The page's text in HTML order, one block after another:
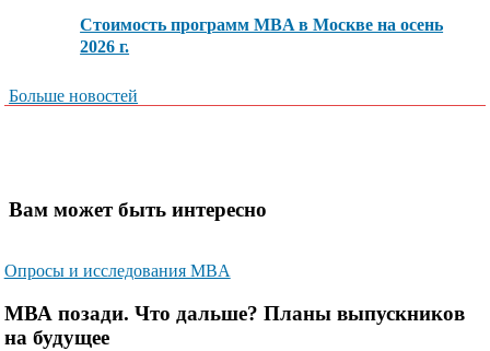
Стоимость программ MBA в Москве на осень
2026 г.
Больше новостей
Вам может быть интересно
Опросы и исследования MBA
МВА позади. Что дальше? Планы выпускников
на будущее